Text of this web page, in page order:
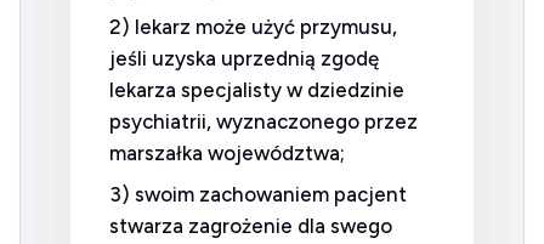
2) lekarz może użyć przymusu,
jeśli uzyska uprzednią zgodę
lekarza specjalisty w dziedzinie
psychiatrii, wyznaczonego przez
marszałka województwa;
3) swoim zachowaniem pacjent
stwarza zagrożenie dla swego